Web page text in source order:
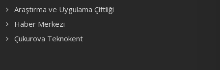
Araştırma ve Uygulama Çiftliği
Haber Merkezi
Çukurova Teknokent